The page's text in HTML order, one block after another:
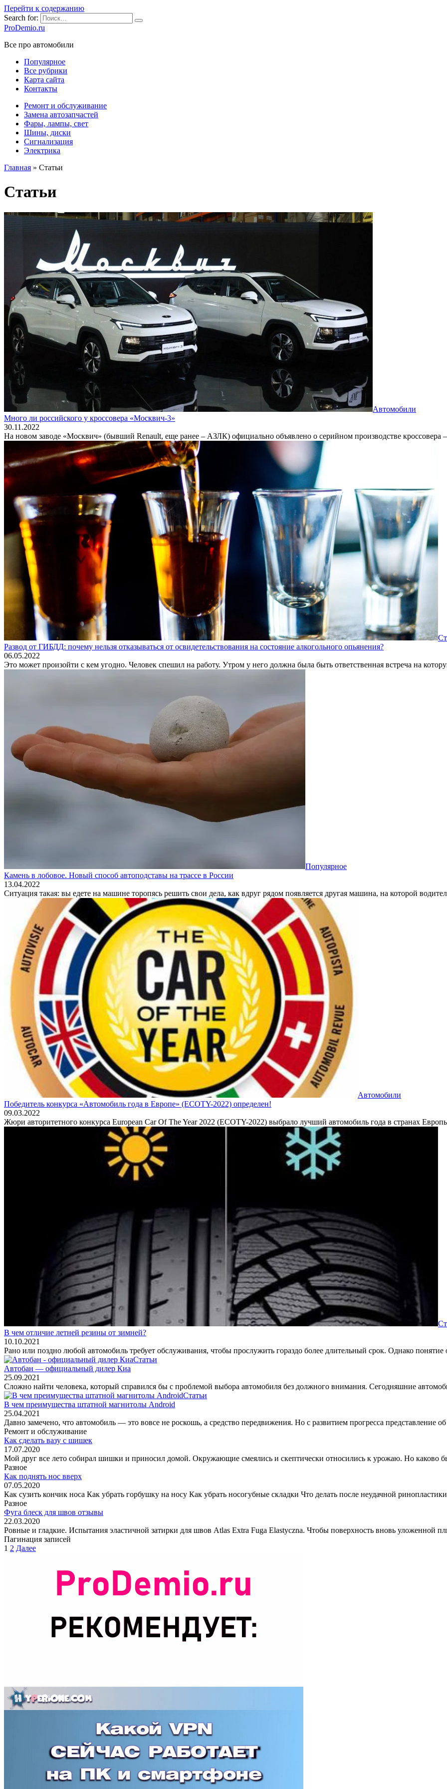
Перейти к содержанию
Search for:
ProDemio.ru
Все про автомобили
Популярное
Все рубрики
Карта сайта
Контакты
Ремонт и обслуживание
Замена автозапчастей
Фары, лампы, свет
Шины, диски
Сигнализация
Электрика
Главная » Статьи
Статьи
Автомобили
Много ли российского у кроссовера «Москвич-3»
30.11.2022
На новом заводе «Москвич» (бывший Renault, еще ранее – АЗЛК) официально объявлено о серийном производстве
Развод от ГИБДД: почему нельзя отказываться от освидетельствования на состояние алкогольного опьянения?
06.05.2022
Это может произойти с кем угодно. Человек спешил на работу. Утром у него должна была быть ответственная встреча на
Популярное
Камень в лобовое. Новый способ автоподставы на трассе в России
13.04.2022
Ситуация такая: вы едете на машине торопясь решить свои дела, как вдруг рядом появляется другая машина, на которой
Автомобили
Победитель конкурса «Автомобиль года в Европе» (ECOTY-2022) определен!
09.03.2022
Жюри авторитетного конкурса European Car Of The Year 2022 (ECOTY-2022) выбрало лучший автомобиль года в странах
В чем отличие летней резины от зимней?
10.10.2021
Рано или поздно любой автомобиль требует обслуживания, чтобы прослужить гораздо более длительный срок. Однако понятие
Статьи
Автобан — официальный дилер Киа
25.09.2021
Сложно найти человека, который справился бы с проблемой выбора автомобиля без должного внимания. Сегодняшние
Статьи
В чем преимущества штатной магнитолы Android
25.04.2021
Давно замечено, что автомобиль — это вовсе не роскошь, а средство передвижения. Но с развитием прогресса представление
Ремонт и обслуживание
Как сделать вазу с шишек
17.07.2020
Мой друг все лето собирал шишки и приносил домой. Окружающие смеялись и скептически относились к урожаю. Но каково
Разное
Как поднять нос вверх
07.05.2020
Как сузить кончик носа Как убрать горбушку на носу Как убрать носогубные складки Что делать после неудачной
Разное
Фуга блеск для швов отзывы
22.03.2020
Ровные и гладкие. Испытания эластичной затирки для швов Atlas Extra Fuga Elastyczna. Чтобы поверхность вновь уложенной
Пагинация записей
1 2 Далее